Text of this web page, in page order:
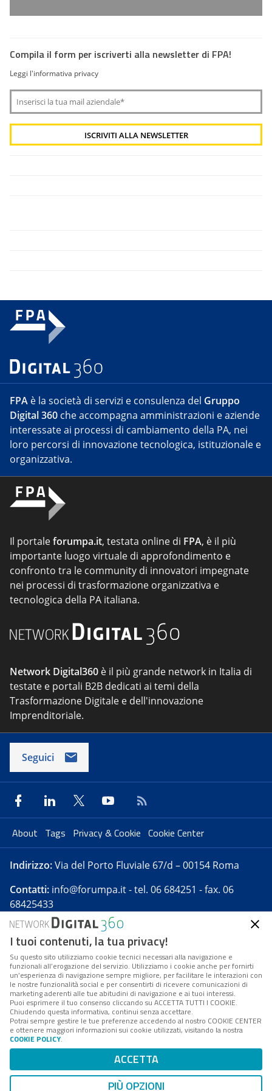
Compila il form per iscriverti alla newsletter di FPA!
Leggi l'informativa privacy
FPA è la società di servizi e consulenza del Gruppo
Digital 360 che accompagna amministrazioni e aziende
interessate ai processi di cambiamento della PA, nei
loro percorsi di innovazione tecnologica, istituzionale e
organizzativa.
Il portaleforumpa.it, testata online di FPA, è il più
importante luogo virtuale di approfondimento e
confronto tra le community di innovatori impegnate
nei processi di trasformazione organizzativa e
tecnologica della PA italiana.
Network Digital360 è il più grande network in Italia di
testate e portali B2B dedicati ai temi della
Trasformazione Digitale e dell'innovazione
Imprenditoriale.
Seguici
About Tags Privacy & Cookie Cookie Center
Indirizzo:Via del Porto Fluviale 67/d – 00154 Roma
Contatti: info@forumpa.it- tel. 06 684251 - fax. 06
68425433
Forumpa.itè una pubblicazione telematica iscritta
presso Registro della stampa del Tribunale di Roma -
Reg. n. 182 del 2 maggio 2008 - Direttore resp. Michela
Stentella
FPA s.r.l. è società soggetta a Direzione e
Coordinamento da parte di Digital360 S.p.A. - FPA s.r.l.
è un'azienda certificata per il sistema di management
Codice Fiscale/Partita IVA n. 10693191008 - R.E.A. Roma
n. 1249791. ISP AWS
Mappa del sito
I tuoi contenuti, la tua privacy!
Su questo sito utilizziamo cookie tecnici necessari alla navigazione e
funzionali all’erogazione del servizio. Utilizziamo i cookie anche per fornirti
un’esperienza di navigazione sempre migliore, per facilitare le interazioni con
le nostre funzionalità social e per consentirti di ricevere comunicazioni di
marketing aderenti alle tue abitudini di navigazione e ai tuoi interessi.
Puoi esprimere il tuo consenso cliccando su ACCETTA TUTTI I COOKIE.
Chiudendo questa informativa, continui senza accettare.
Potrai sempre gestire le tue preferenze accedendo al nostro COOKIE CENTER
e ottenere maggiori informazioni sui cookie utilizzati, visitando la nostra
COOKIE POLICY.
ACCETTA
PIÙ OPZIONI